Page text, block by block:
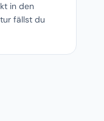
in den
fällst du